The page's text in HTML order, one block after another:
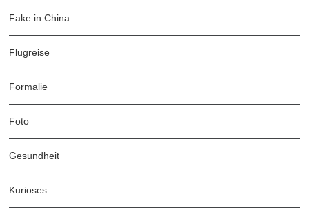
Fake in China
Flugreise
Formalie
Foto
Gesundheit
Kurioses